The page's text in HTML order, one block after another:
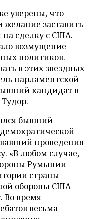
уверены, что
желание заставить
на сделку с США.
возмущение
политиков.
в этих звездных
парламентской
кандидат в
бывший
проведения
«В любом случае,
Румынии
страны
обороны США
Во время
весьма